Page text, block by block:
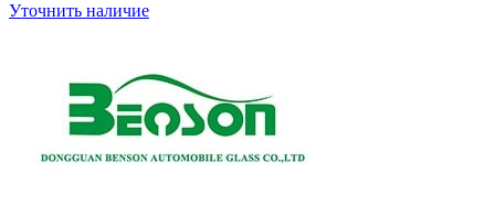
Уточнить наличие